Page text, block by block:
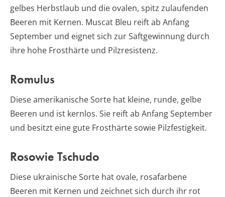
gelbes Herbstlaub und die ovalen, spitz zulaufenden
Beeren mit Kernen. Muscat Bleu reift ab Anfang
September und eignet sich zur Saftgewinnung durch
ihre hohe Frosthärte und Pilzresistenz.
Romulus
Diese amerikanische Sorte hat kleine, runde, gelbe
Beeren und ist kernlos. Sie reift ab Anfang September
und besitzt eine gute Frosthärte sowie Pilzfestigkeit.
Rosowie Tschudo
Diese ukrainische Sorte hat ovale, rosafarbene
Beeren mit Kernen und zeichnet sich durch ihr rot